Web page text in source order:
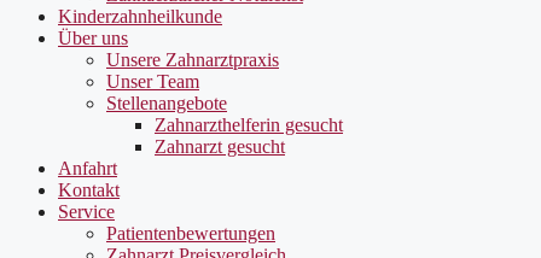
Kinderzahnheilkunde
Über uns
Unsere Zahnarztpraxis
Unser Team
Stellenangebote
Zahnarzthelferin gesucht
Zahnarzt gesucht
Anfahrt
Kontakt
Service
Patientenbewertungen